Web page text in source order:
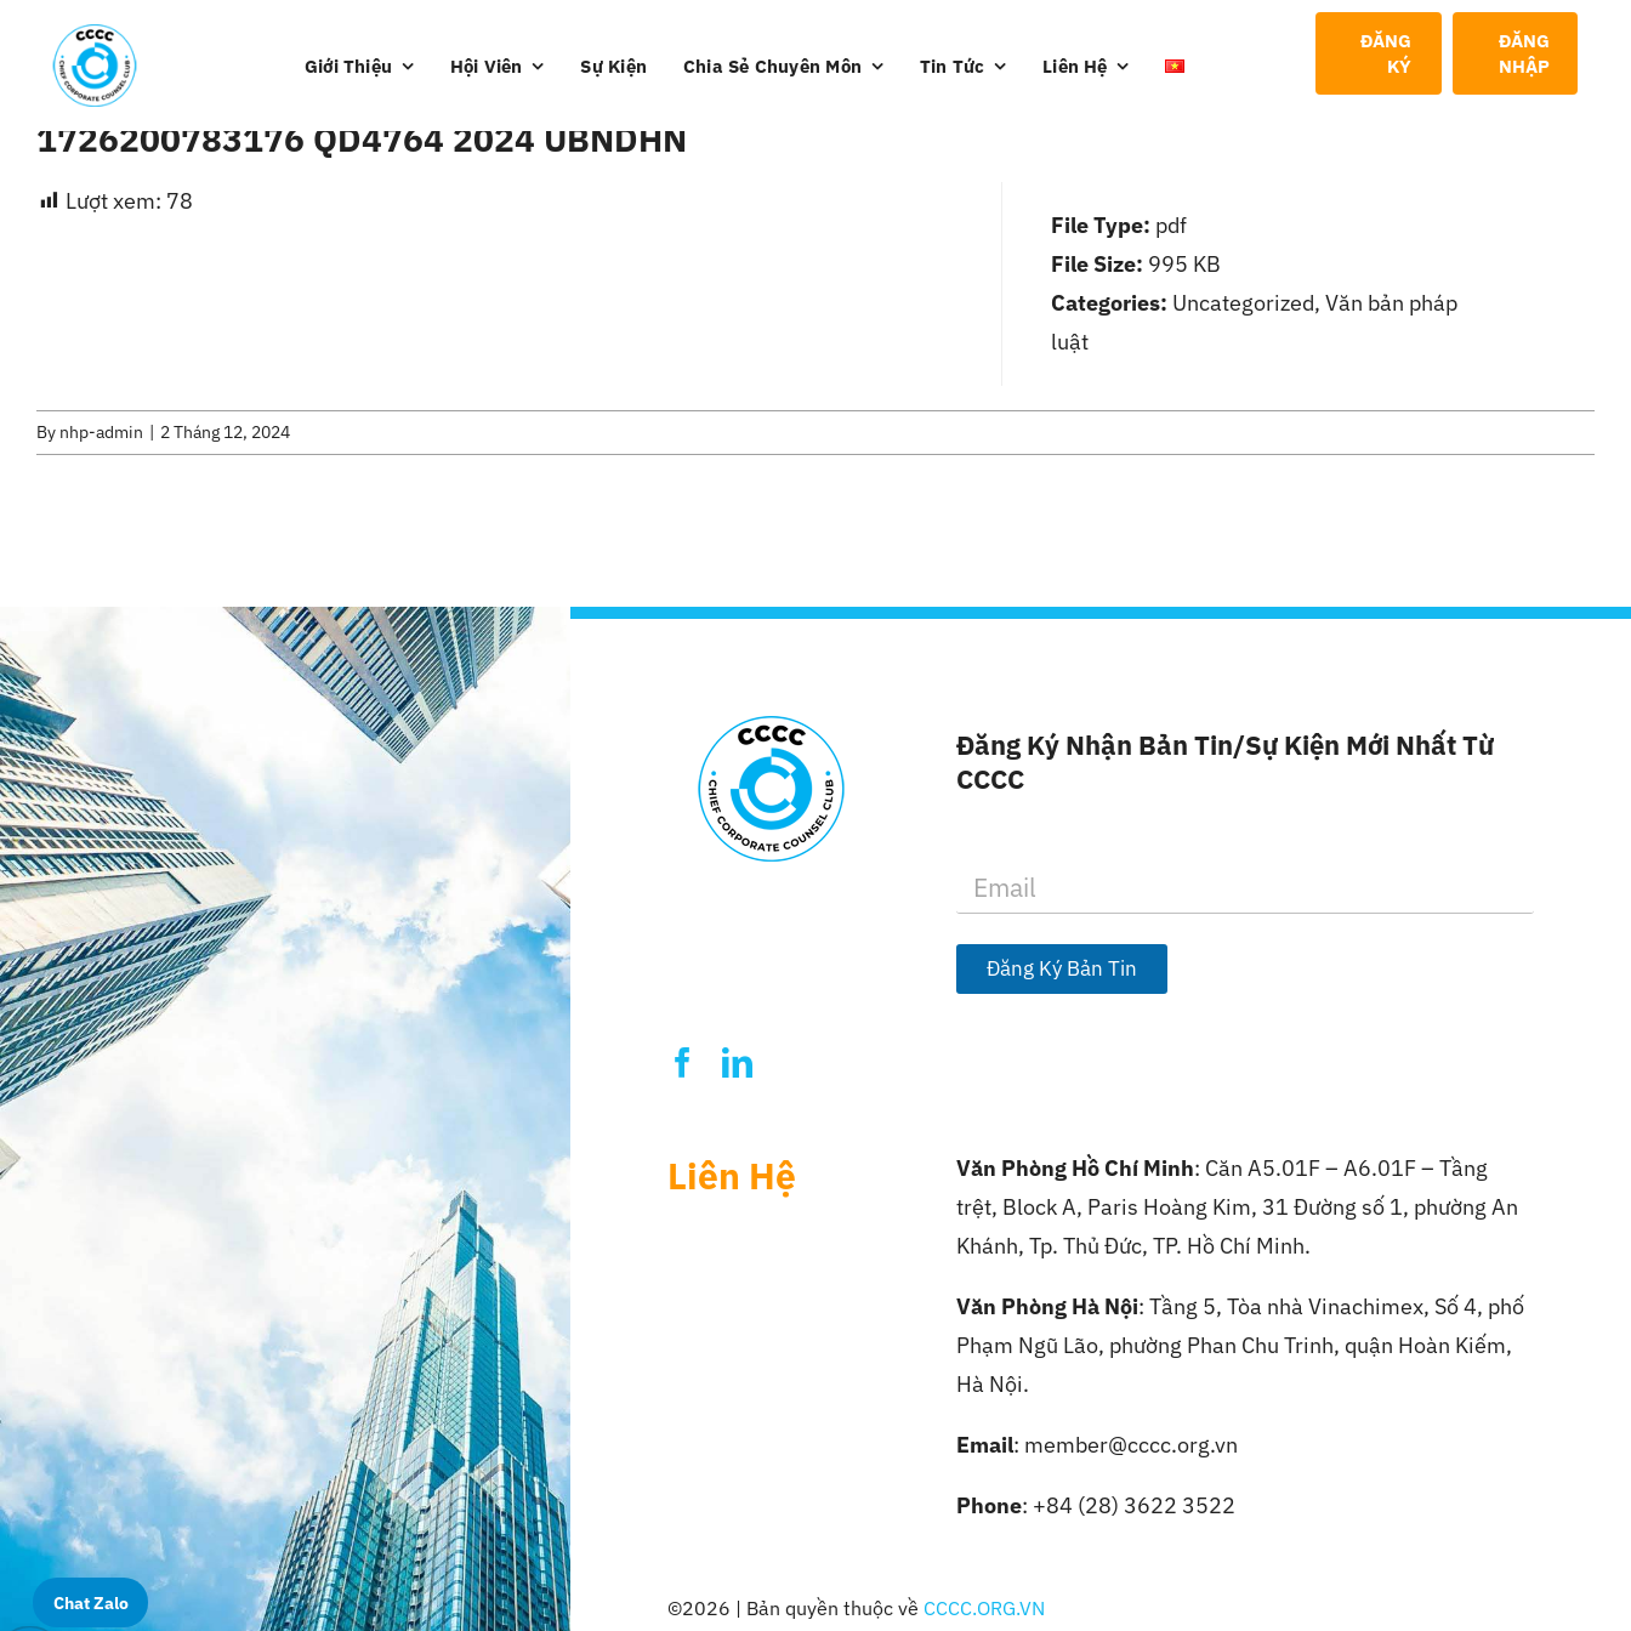
content
Giới Thiệu Hội Viên Sự Kiện Chia Sẻ Chuyên Môn Tin Tức Liên Hệ
ĐĂNG
KÝ
ĐĂNG
NHẬP
1726200783176 QD4764 2024 UBNDHN
Lượt xem: 78
File Type: pdf
File Size: 995 KB
Categories: Uncategorized, Văn bản pháp
luật
By nhp-admin | 2 Tháng 12, 2024
Đăng Ký Nhận Bản Tin/sự Kiện Mới Nhất Từ
CCCC
a
i
*
Đăng Ký Bản Tin
Liên Hệ Văn Phòng Hồ Chí Minh: Căn A5.01F – A6.01F – Tầng
trệt, Block A, Paris Hoàng Kim, 31 Đường số 1, phường An
Khánh, Tp. Thủ Đức, TP. Hồ Chí Minh.
Văn Phòng Hà Nội:Tầng 5, Tòa nhà Vinachimex, Số 4, phố
Phạm Ngũ Lão, phường Phan Chu Trinh, quận Hoàn Kiếm,
Hà Nội.
Email: member@cccc.org.vn
Phone: +84 (28) 3622 3522
©2026 | Bản quyền thuộc về CCCC.ORG.VN
Chat Zalo